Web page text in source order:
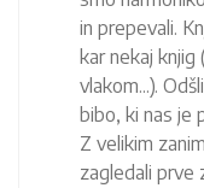
in prepevali.
kar nekaj
vlakom...).
bibo, ki nas je
Z velikim
zagledali prve